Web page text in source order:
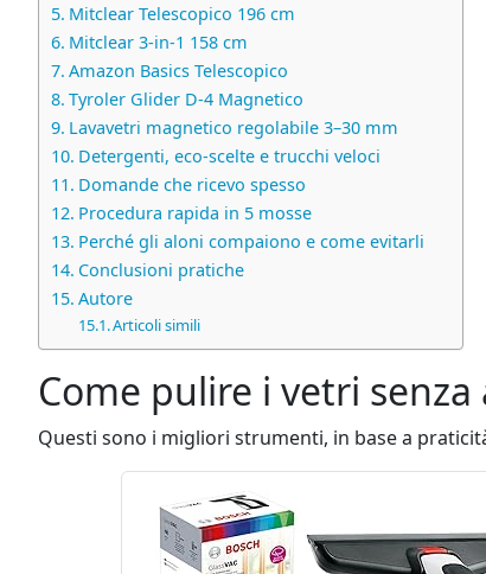
Mitclear Telescopico 196 cm
Mitclear 3‑in‑1 158 cm
Amazon Basics Telescopico
Tyroler Glider D‑4 Magnetico
Lavavetri magnetico regolabile 3–30 mm
Detergenti, eco‑scelte e trucchi veloci
Domande che ricevo spesso
Procedura rapida in 5 mosse
Perché gli aloni compaiono e come evitarli
Conclusioni pratiche
Autore
Articoli simili
Come pulire i vetri
Questi sono i migliori strumenti, in base a